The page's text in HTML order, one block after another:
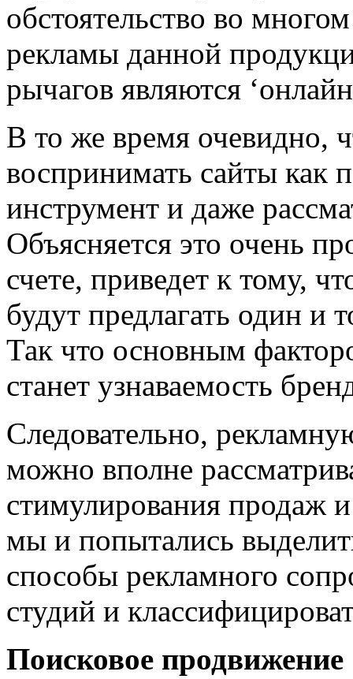
обстоятельство во
рекламы данной
рычагов являются
В то же время очевидно,
воспринимать сайты как
инструмент и даже
Объясняется это очень
счете, приведет к тому,
будут предлагать один и
Так что основным
станет узнаваемость
Следовательно,
можно вполне
стимулирования продаж
мы и попытались
способы рекламного
студий и
Поисковое продвижение